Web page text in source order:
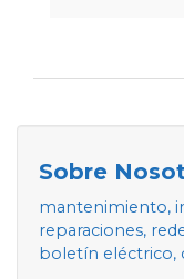
Sobre
mantenimiento,
reparaciones,
boletín eléctrico,